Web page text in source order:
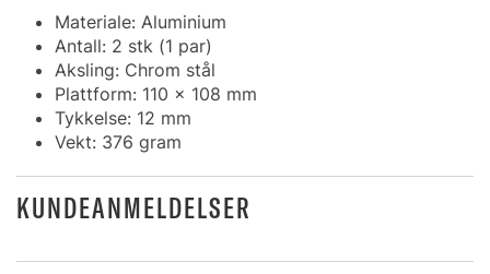
Materiale: Aluminium
Antall: 2 stk (1 par)
Aksling: Chrom stål
Plattform: 110 x 108 mm
Tykkelse: 12 mm
Vekt: 376 gram
KUNDEANMELDELSER